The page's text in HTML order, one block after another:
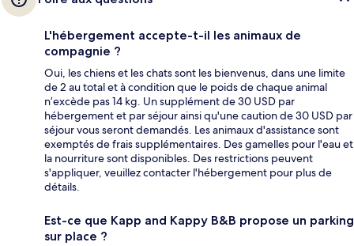
L'hébergement accepte-t-il les animaux de
compagnie ?
Oui, les chiens et les chats sont les bienvenus, dans une limite
de 2 au total et à condition que le poids de chaque animal
n’excède pas 14 kg. Un supplément de 30 USD par
hébergement et par séjour ainsi qu'une caution de 30 USD par
séjour vous seront demandés. Les animaux d'assistance sont
exemptés de frais supplémentaires. Des gamelles pour l'eau et
la nourriture sont disponibles. Des restrictions peuvent
s'appliquer, veuillez contacter l'hébergement pour plus de
détails.
Est-ce que Kapp and Kappy B&B propose un parking
sur place ?